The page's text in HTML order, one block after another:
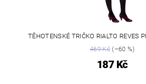
TĚHOTENSKÉ TRIČKO RIALTO REVES
469 Kč(–60 %)
187 Kč